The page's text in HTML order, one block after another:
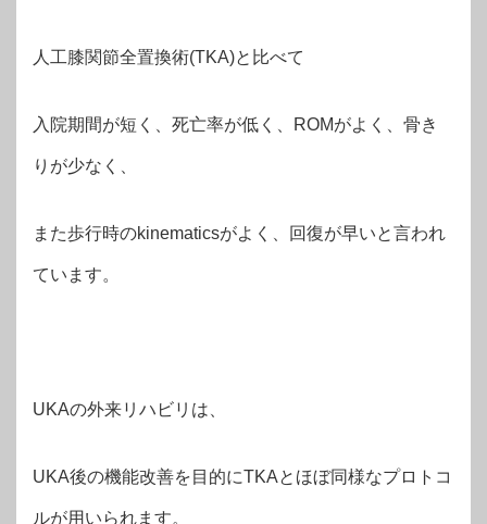
人工膝関節全置換術(TKA)と比べて
入院期間が短く、死亡率が低く、ROMがよく、骨き
りが少なく、
また歩行時のkinematicsがよく、回復が早いと言われ
ています。
UKAの外来リハビリは、
UKA後の機能改善を目的にTKAとほぼ同様なプロトコ
ルが用いられます。